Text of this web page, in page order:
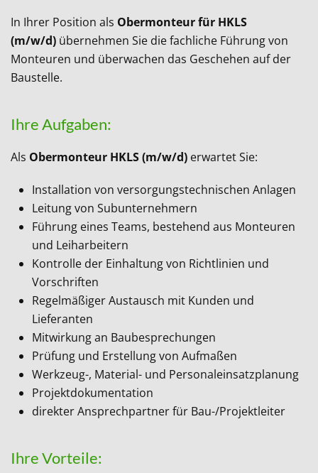
In Ihrer Position als Obermonteur für HKLS
(m/w/d) übernehmen Sie die fachliche Führung von
Monteuren und überwachen das Geschehen auf der
Baustelle.
Ihre Aufgaben:
Als Obermonteur HKLS (m/w/d) erwartet Sie:
Installation von versorgungstechnischen Anlagen
Leitung von Subunternehmern
Führung eines Teams, bestehend aus Monteuren
und Leiharbeitern
Kontrolle der Einhaltung von Richtlinien und
Vorschriften
Regelmäßiger Austausch mit Kunden und
Lieferanten
Mitwirkung an Baubesprechungen
Prüfung und Erstellung von Aufmaßen
Werkzeug-, Material- und Personaleinsatzplanung
Projektdokumentation
direkter Ansprechpartner für Bau-/Projektleiter
Ihre Vorteile: